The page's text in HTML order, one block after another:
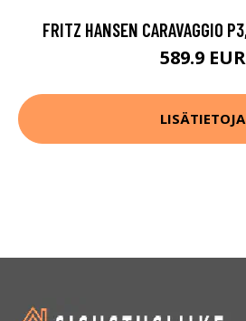
FRITZ HANSEN CARAVAGGIO
589.9 EUR
LISÄTIETOJA